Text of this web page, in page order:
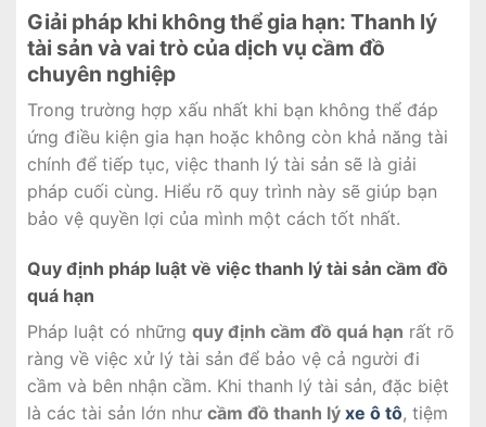
Giải pháp khi không thể gia hạn: Thanh lý
tài sản và vai trò của dịch vụ cầm đồ
chuyên nghiệp
Trong trường hợp xấu nhất khi bạn không thể đáp
ứng điều kiện gia hạn hoặc không còn khả năng tài
chính để tiếp tục, việc thanh lý tài sản sẽ là giải
pháp cuối cùng. Hiểu rõ quy trình này sẽ giúp bạn
bảo vệ quyền lợi của mình một cách tốt nhất.
Quy định pháp luật về việc thanh lý tài sản cầm đồ
quá hạn
Pháp luật có những quy định cầm đồ quá hạn rất rõ
ràng về việc xử lý tài sản để bảo vệ cả người đi
cầm và bên nhận cầm. Khi thanh lý tài sản, đặc biệt
là các tài sản lớn như cầm đồ thanh lý xe ô tô, tiệm